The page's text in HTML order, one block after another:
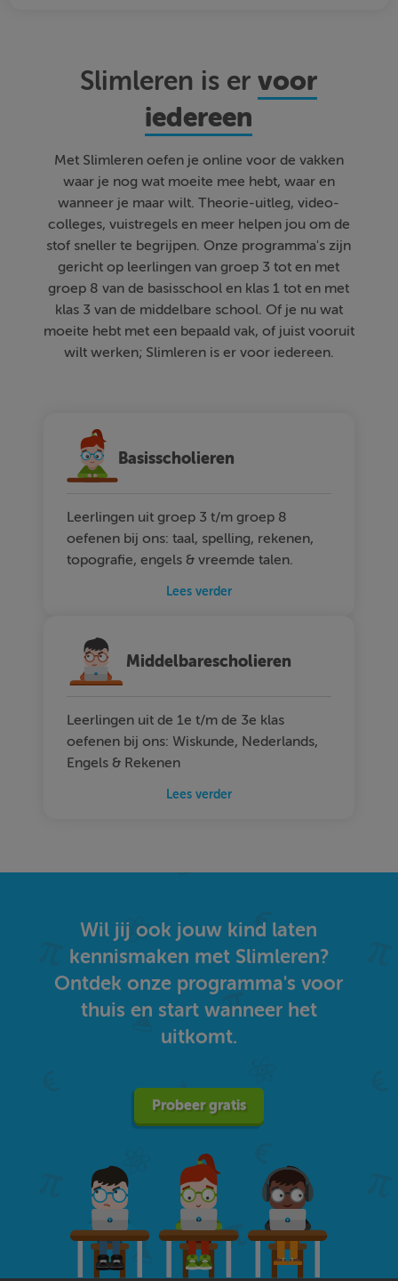
Slimleren is ervoor
iedereen
Met Slimleren oefen je online voor de vakken
waar je nog wat moeite mee hebt, waar en
wanneer je maar wilt. Theorie-uitleg, video-
colleges, vuistregels en meer helpen jou om de
stof sneller te begrijpen. Onze programma's zijn
gericht op leerlingen van groep 3 tot en met
groep 8 van de basisschool en klas 1 tot en met
klas 3 van de middelbare school. Of je nu wat
moeite hebt met een bepaald vak, of juist vooruit
wilt werken; Slimleren is er voor iedereen.
Basisscholieren
Leerlingen uit groep 3 t/m groep 8
oefenen bij ons: taal, spelling, rekenen,
topografie, engels & vreemde talen.
Lees verder
Middelbarescholieren
Leerlingen uit de 1e t/m de 3e klas
oefenen bij ons: Wiskunde, Nederlands,
Engels & Rekenen
Lees verder
Wil jij ook jouw kind laten
kennismaken met Slimleren?
Ontdek onze programma's voor
thuis en start wanneer het
uitkomt.
Probeer gratis